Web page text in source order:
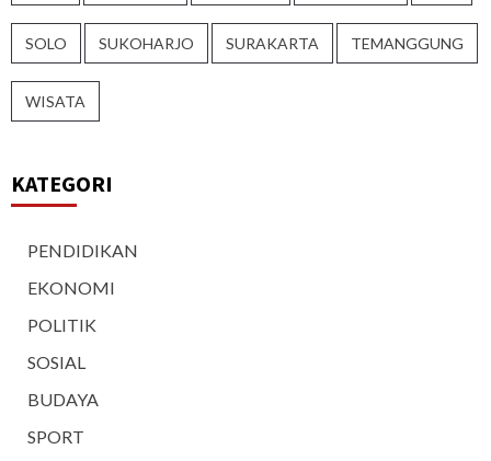
SOLO SUKOHARJO SURAKARTA TEMANGGUNG
WISATA
KATEGORI
PENDIDIKAN
EKONOMI
POLITIK
SOSIAL
BUDAYA
SPORT